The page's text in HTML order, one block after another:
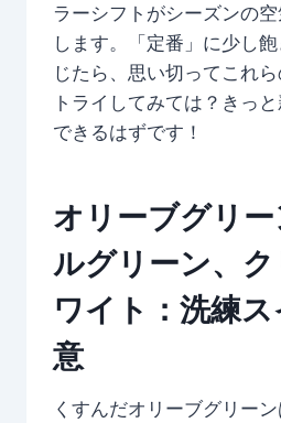
ラーシフトがシーズンの
します。「定番」に少し
じたら、思い切ってこれ
トライしてみては？きっ
できるはずです！
オリーブグリ
ルグリーン、
ワイト：洗練
意
くすんだオリーブグリー